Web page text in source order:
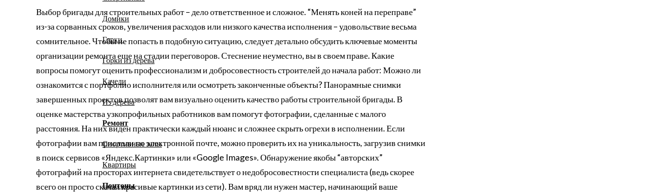
Домики
Горки
Горки из дерева
Качели
Из дерева
Ремонт
Спортивные залы
Квартиры
Понтоны
Выбор бригады для строительных работ – дело ответственное и сложное. “Менять коней на переправе”
из-за сорванных сроков, увеличения расходов или низкого качества исполнения – удовольствие весьма
сомнительное. Чтобы не попасть в подобную ситуацию, следует детально обсудить ключевые моменты
организации ремонта еще на стадии переговоров. Стеснение неуместно, вы в своем праве. Какие
вопросы помогут оценить профессионализм и добросовестность строителей до начала работ: Можно ли
ознакомится с портфолио исполнителя или осмотреть законченные объекты? Панорамные снимки
завершенных проектов позволят вам визуально оценить качество работы строительной бригады. В
оценке мастерства узкопрофильных работников вам помогут фотографии, сделанные с малого
расстояния. На них виден практически каждый нюанс и сложнее скрыть огрехи в исполнении. Если
фотографии вам прислали по электронной почте, можно проверить их на уникальность, загрузив снимки
в поиск сервисов «Яндекс.Картинки» или «Google Images». Обнаружение якобы “авторских”
фотографий на просторах интернета свидетельствует о недобросовестности специалиста (ведь скорее
всего он просто скачал красивые картинки из сети). Вам вряд ли нужен мастер, начинающий ваше